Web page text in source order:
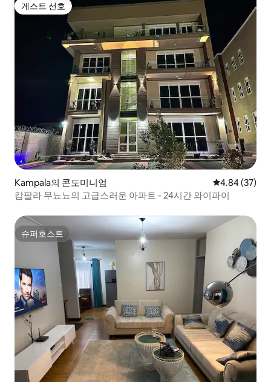
게스트 선호
게스트 선호
Kampala의 콘도미니엄 평점 4.84점(5
4.84 (37)
캄팔라 무뇨뇨의 고급스러운 아파트 - 24시간 와이파이
슈퍼호스트
슈퍼호스트